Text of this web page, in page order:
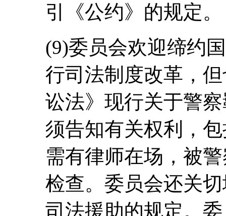
引《公约》的规定。
(9)委员会欢迎缔约
行司法制度改革，
讼法》现行关于警
须告知有关权利，
需有律师在场，被
检查。委员会还关
司法援助的规定。